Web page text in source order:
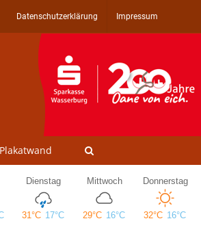
Datenschutzerklärung Impressum
Plakatwand